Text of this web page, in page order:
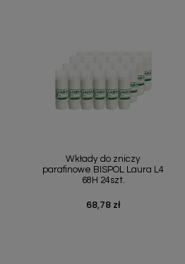
Wkłady do zniczy
parafinowe BISPOL Laura L4
68H 24szt.
Cena
68,78 zł